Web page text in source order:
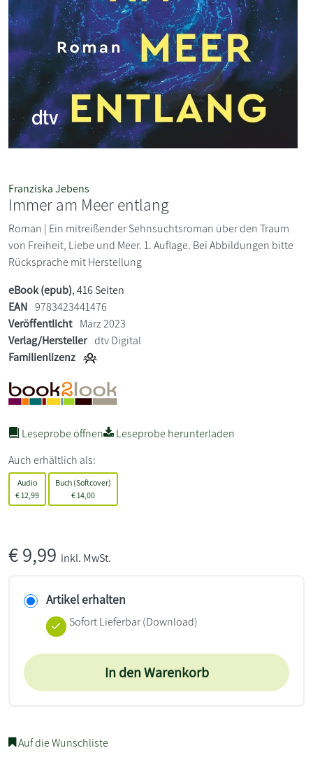
Franziska Jebens
Immer am Meer entlang
Roman | Ein mitreißender Sehnsuchtsroman über den Traum
von Freiheit, Liebe und Meer. 1. Auflage. Bei Abbildungen bitte
Rücksprache mit Herstellung
eBook (epub), 416 Seiten
EAN 9783423441476
Veröffentlicht März 2023
Verlag/Hersteller dtv Digital
Familienlizenz
Leseprobe öffnen
Leseprobe herunterladen
Auch erhältlich als:
Audio
€ 12,99
Buch (Softcover)
€ 14,00
€9,99 inkl. MwSt.
Artikel erhalten
Sofort Lieferbar (Download)
In den Warenkorb
Auf die Wunschliste